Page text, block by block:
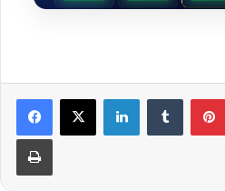
LinkedinTumblr
Imprimir